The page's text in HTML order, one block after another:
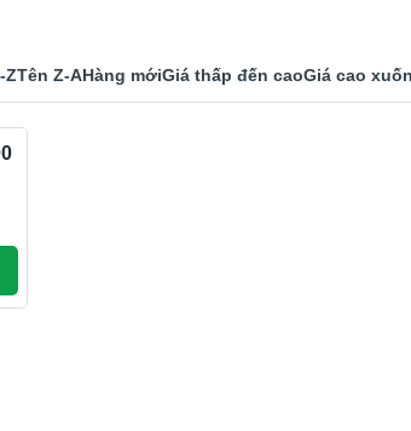
ZTên Z-AHàng mớiGiá thấp đến caoGiá cao